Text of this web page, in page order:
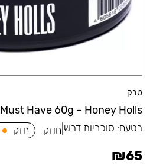
טבק
Must Have 60g – Honey Holls
בטעם: סוכריות דבש חוזק חזק
₪65